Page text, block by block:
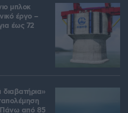
μπλοκ
έργο –
έως 72
Πάνω από 85